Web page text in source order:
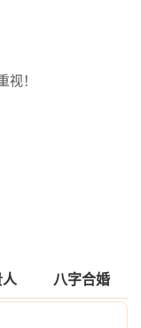
视！
八字合婚